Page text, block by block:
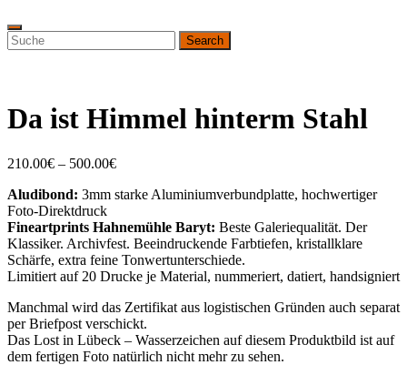
Search
Search
for:
Search
Da ist Himmel hinterm Stahl
210.00€ – 500.00€Price
210.00€
500.00€
Aludibond: 3mm starke Aluminiumverbundplatte, hochwertiger
Foto-Direktdruck
Fineartprints Hahnemühle Baryt: Beste Galeriequalität. Der
Klassiker. Archivfest. Beeindruckende Farbtiefen, kristallklare
Schärfe, extra feine Tonwertunterschiede.
Limitiert auf 20 Drucke je Material, nummeriert, datiert, handsigniert
Manchmal wird das Zertifikat aus logistischen Gründen auch separat
per Briefpost verschickt.
Das Lost in Lübeck – Wasserzeichen auf diesem Produktbild ist auf
dem fertigen Foto natürlich nicht mehr zu sehen.